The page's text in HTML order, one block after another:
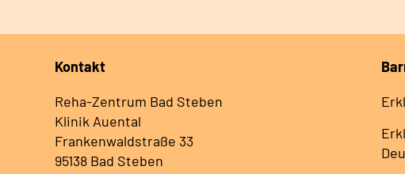
Kontakt
Reha-Zentrum Bad Steben
Klinik Auental
Frankenwaldstraße 33
95138 Bad Steben